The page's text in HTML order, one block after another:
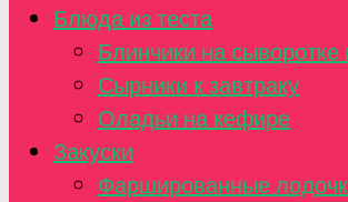
Блюда из теста
Блинчики на сыворотке
Сырники к завтраку
Оладьи на кефире
Закуски
Фаршированные